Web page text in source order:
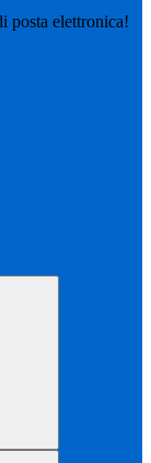
posta elettronica!